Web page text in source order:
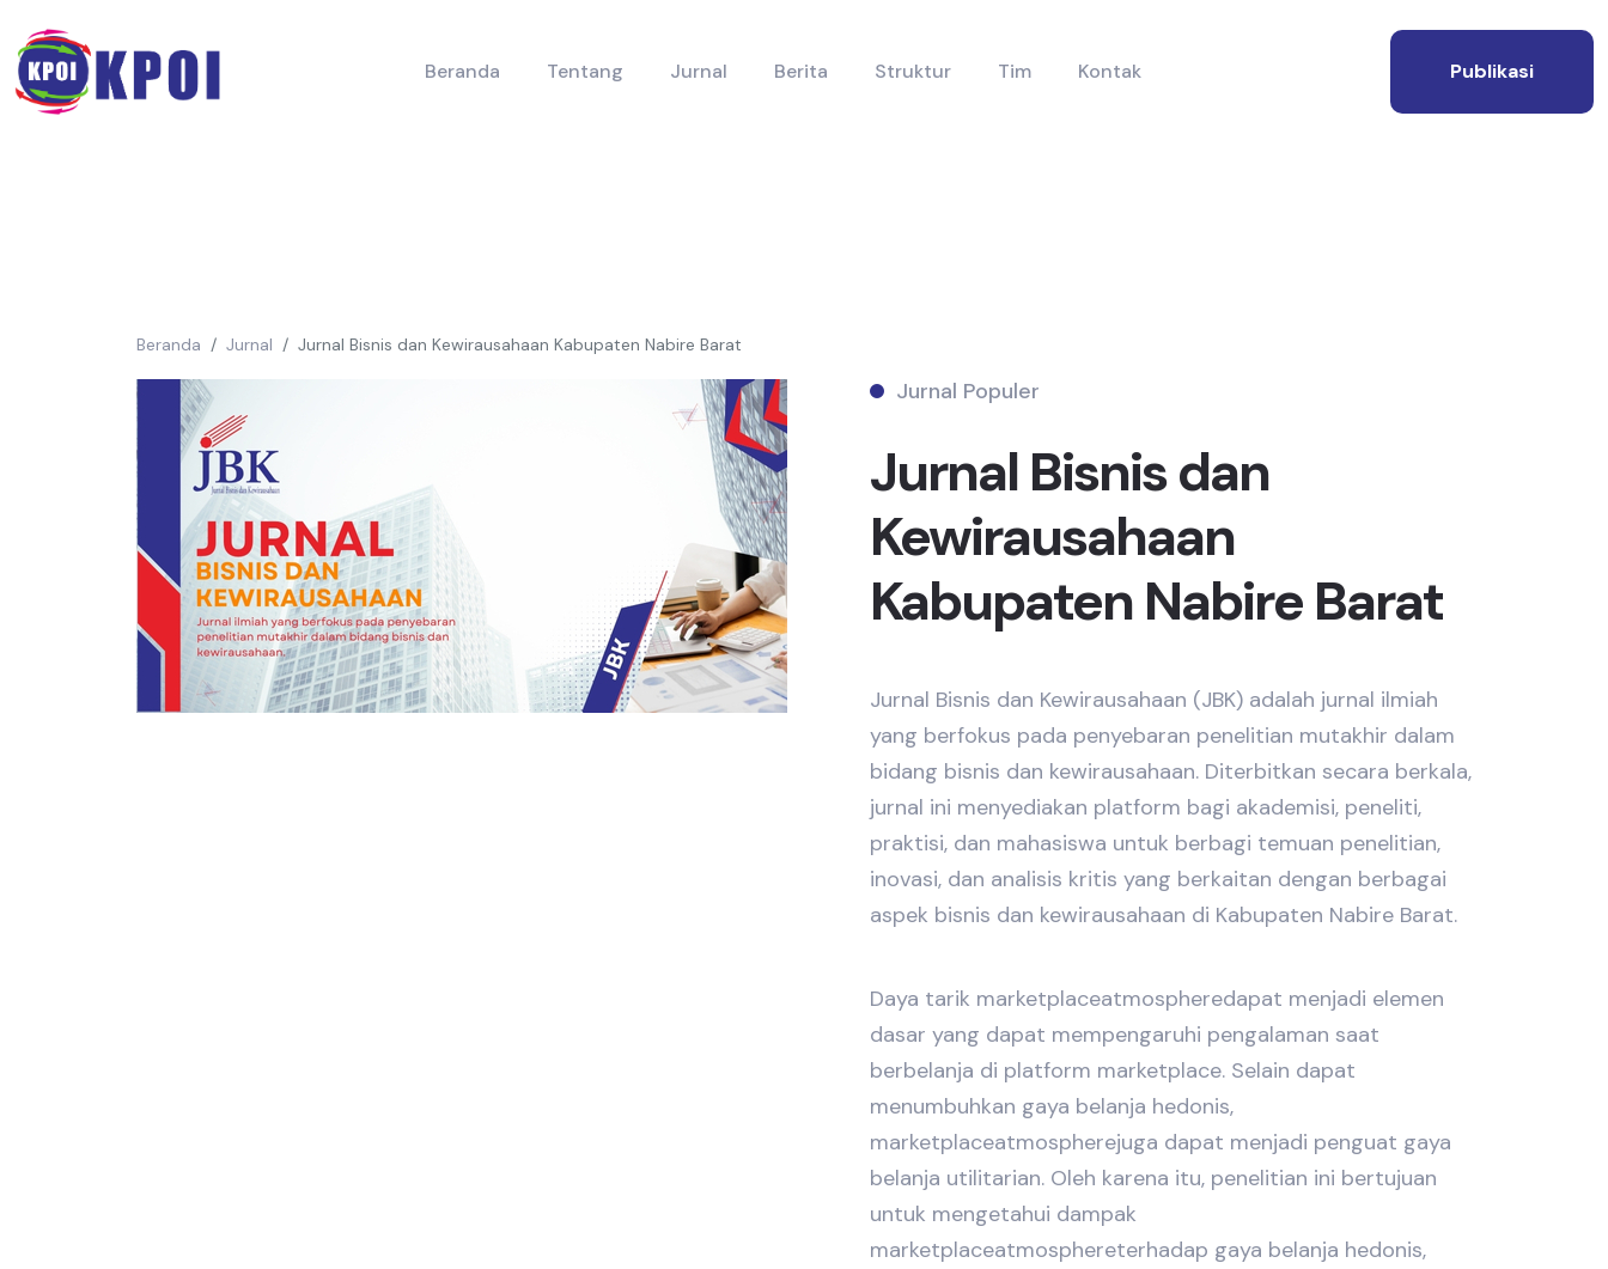
Beranda Tentang Jurnal Berita Struktur Tim Kontak Publikasi
Beranda Jurnal Jurnal Bisnis dan Kewirausahaan Kabupaten Nabire Barat
Jurnal Populer
Jurnal Bisnis dan
Kewirausahaan
Kabupaten Nabire Barat
Jurnal Bisnis dan Kewirausahaan (JBK) adalah jurnal ilmiah
yang berfokus pada penyebaran penelitian mutakhir dalam
bidang bisnis dan kewirausahaan. Diterbitkan secara berkala,
jurnal ini menyediakan platform bagi akademisi, peneliti,
praktisi, dan mahasiswa untuk berbagi temuan penelitian,
inovasi, dan analisis kritis yang berkaitan dengan berbagai
aspek bisnis dan kewirausahaan di Kabupaten Nabire Barat.
Daya tarik marketplaceatmospheredapat menjadi elemen
dasar yang dapat mempengaruhi pengalaman saat
berbelanja di platform marketplace. Selain dapat
menumbuhkan gaya belanja hedonis,
marketplaceatmospherejuga dapat menjadi penguat gaya
belanja utilitarian. Oleh karena itu, penelitian ini bertujuan
untuk mengetahui dampak
marketplaceatmosphereterhadap gaya belanja hedonis,